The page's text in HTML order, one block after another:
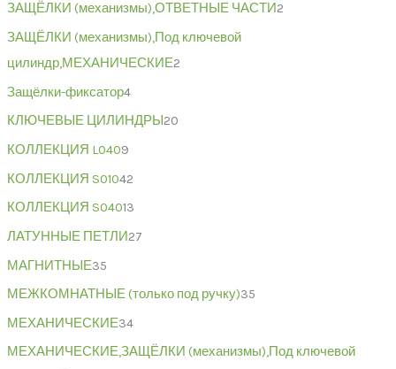
ЗАЩЁЛКИ (механизмы),ОТВЕТНЫЕ ЧАСТИ2
ЗАЩЁЛКИ (механизмы),Под ключевой
цилиндр,МЕХАНИЧЕСКИЕ2
Защёлки-фиксатор4
КЛЮЧЕВЫЕ ЦИЛИНДРЫ 20
КОЛЛЕКЦИЯ L0409
КОЛЛЕКЦИЯ S01042
КОЛЛЕКЦИЯ S04013
ЛАТУННЫЕ ПЕТЛИ27
МАГНИТНЫЕ35
МЕЖКОМНАТНЫЕ (только под ручку)35
МЕХАНИЧЕСКИЕ34
МЕХАНИЧЕСКИЕ,ЗАЩЁЛКИ (механизмы),Под ключевой